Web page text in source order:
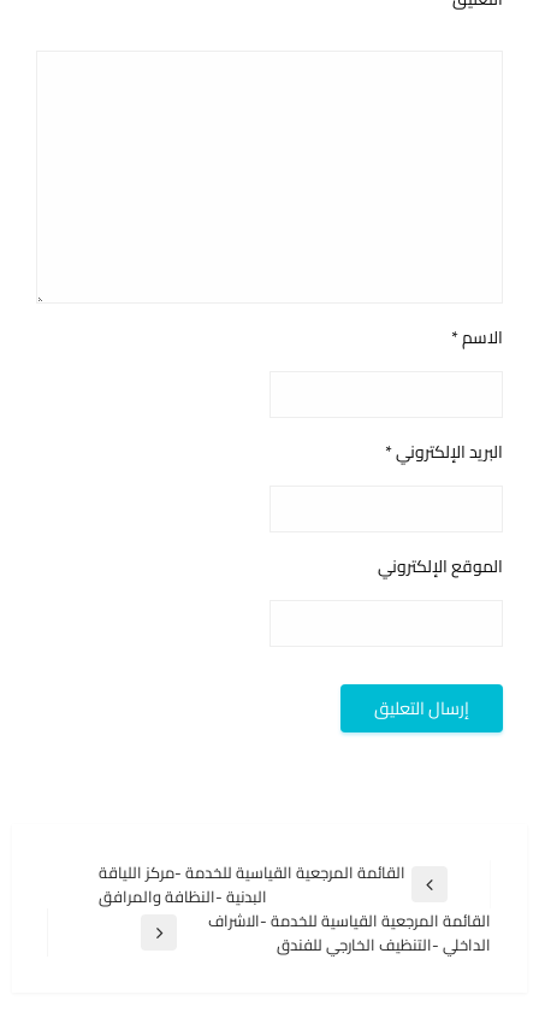
الاسم*
البريد الإلكتروني*
الموقع الإلكتروني
المقالات
المقالة
السابقة
القائمة المرجعية القياسية للخدمة -مركز اللياقة
البدنية -النظافة والمرافق
المقالة
القائمة المرجعية القياسية للخدمة -الاشراف
الداخلي -التنظيف الخارجي للفندق